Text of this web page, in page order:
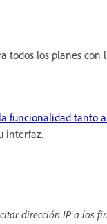
todos los planes con
funcionalidad tanto
interfaz.
dirección IP a los